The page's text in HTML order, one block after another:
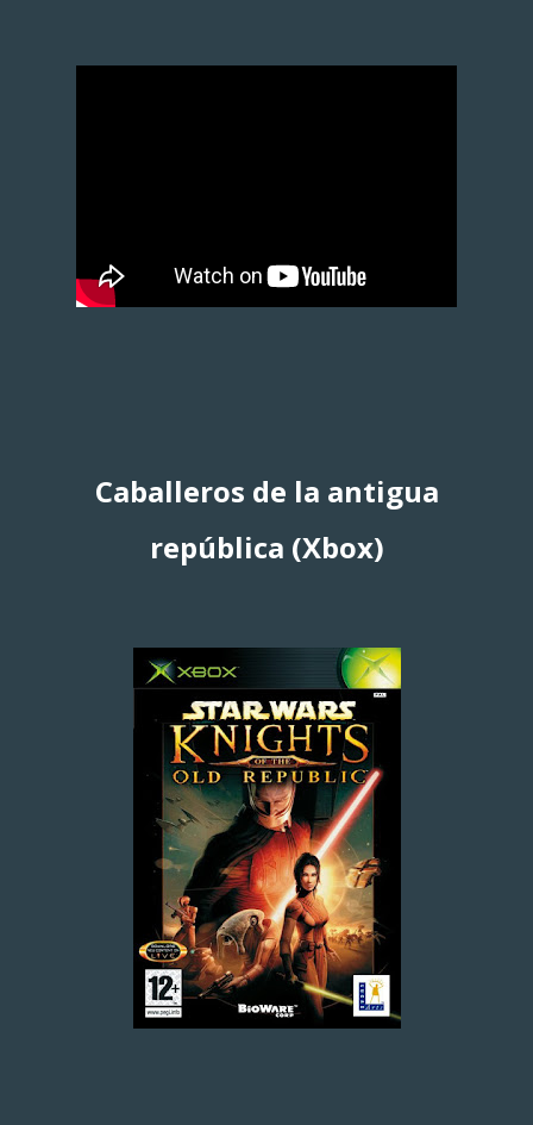
Caballeros de la antigua
república (Xbox)